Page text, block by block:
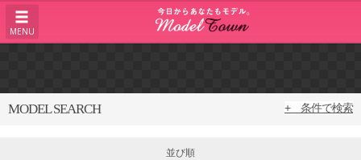
MENU
MODEL SEARCH + 条件で検索
並び順